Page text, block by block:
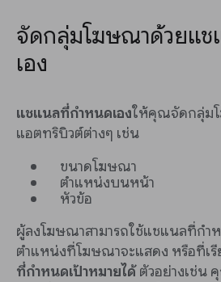
จัดกลุ่มโฆษณาด้วยแ
เอง
แชแนลที่กำหนดเองให้คุณจัดกลุ่ม
แอตทริบิวต์ต่างๆ เช่น
ขนาดโฆษณา
ตำแหน่งบนหน้า
หัวข้อ
ผู้ลงโฆษณาสามารถใช้แชแนลที่กำ
ตำแหน่งที่โฆษณาจะแสดง หรือที่เรี
ที่กำหนดเป้าหมายได้ตัวอย่างเช่น